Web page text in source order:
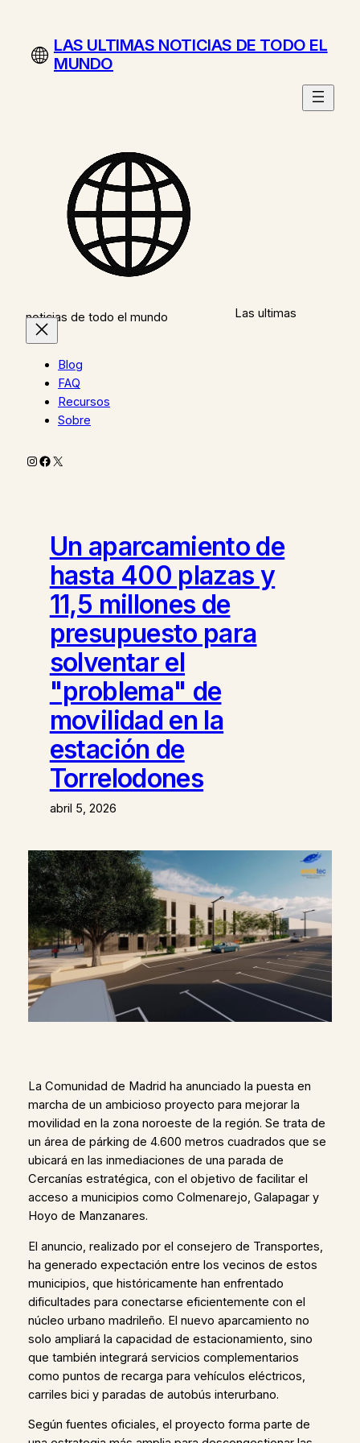
contenidoLAS ULTIMAS NOTICIAS DE TODO EL
MUNDO
Las ultimas
noticias de todo el mundo
Blog
FAQ
Recursos
Sobre
Instagram
Facebook
X
Un aparcamiento de
hasta 400 plazas y
11,5 millones de
presupuesto para
solventar el
"problema" de
movilidad en la
estación de
Torrelodones
abril 5, 2026
La Comunidad de Madrid ha anunciado la puesta en
marcha de un ambicioso proyecto para mejorar la
movilidad en la zona noroeste de la región. Se trata de
un área de párking de 4.600 metros cuadrados que se
ubicará en las inmediaciones de una parada de
Cercanías estratégica, con el objetivo de facilitar el
acceso a municipios como Colmenarejo, Galapagar y
Hoyo de Manzanares.
El anuncio, realizado por el consejero de Transportes,
ha generado expectación entre los vecinos de estos
municipios, que históricamente han enfrentado
dificultades para conectarse eficientemente con el
núcleo urbano madrileño. El nuevo aparcamiento no
solo ampliará la capacidad de estacionamiento, sino
que también integrará servicios complementarios
como puntos de recarga para vehículos eléctricos,
carriles bici y paradas de autobús interurbano.
Según fuentes oficiales, el proyecto forma parte de